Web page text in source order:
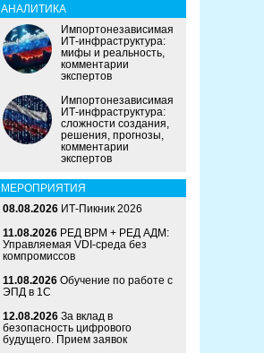
АНАЛИТИКА
Импортонезависимая
ИТ-инфраструктура:
мифы и реальность,
комментарии
экспертов
Импортонезависимая
ИТ-инфраструктура:
сложности создания,
решения, прогнозы,
комментарии
экспертов
МЕРОПРИЯТИЯ
08.08.2026 ИТ-Пикник 2026
11.08.2026 РЕД ВРМ + РЕД АДМ:
Управляемая VDI-среда без
компромиссов
11.08.2026 Обучение по работе с
ЭПД в 1С
12.08.2026 За вклад в
безопасность цифрового
будущего. Прием заявок